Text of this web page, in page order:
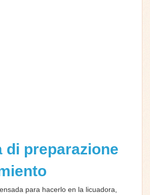
di preparazione
para hacerlo en la licuadora,